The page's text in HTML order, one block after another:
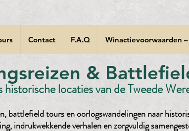
Contact F.A.Q Winactievoorwaarden
&
historische locaties van de Tweede
battlefield tours en oorlogswandelingen naar
indrukwekkende verhalen en zorgvuldig